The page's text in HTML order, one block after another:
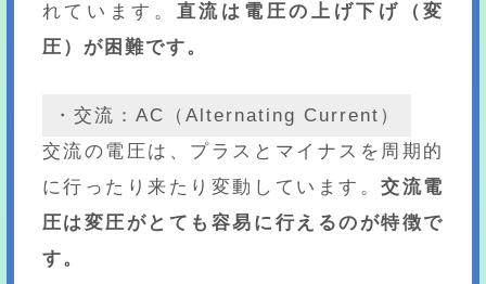
れています。 直流は電圧の上げ下げ（変
圧）が困難です。
・交流：AC（Alternating Current）
交流の電圧は、プラスとマイナスを周期的
に行ったり来たり変動しています。交流電
圧は変圧がとても容易に行えるのが特徴で
す。